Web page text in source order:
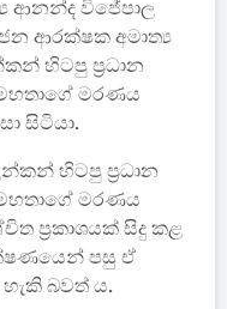
ආනන්ද විජේපාල
ආරක්ෂක අමාත්‍ය
හිටපු ප්‍රධාන
මරණය
සිටියා.
හිටපු ප්‍රධාන
මරණය
ප්‍රකාශයක් සිදු කළ
පසු ඒ
බවත් ය.